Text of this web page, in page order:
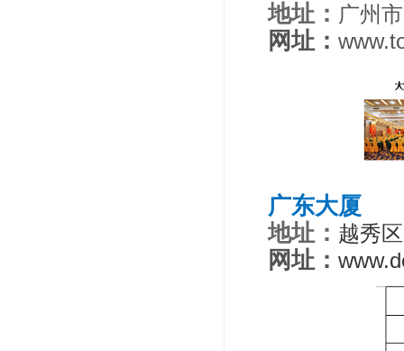
地址： 广州
网址：
广东大厦
地址： 越秀
网址：